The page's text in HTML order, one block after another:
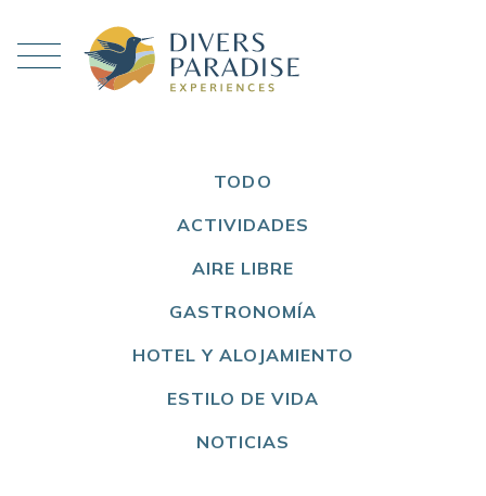
TODO
ACTIVIDADES
AIRE LIBRE
GASTRONOMÍA
HOTEL Y ALOJAMIENTO
ESTILO DE VIDA
NOTICIAS